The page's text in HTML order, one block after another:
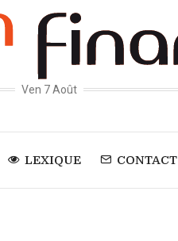
Ven 7 Août
LEXIQUE CONTACT